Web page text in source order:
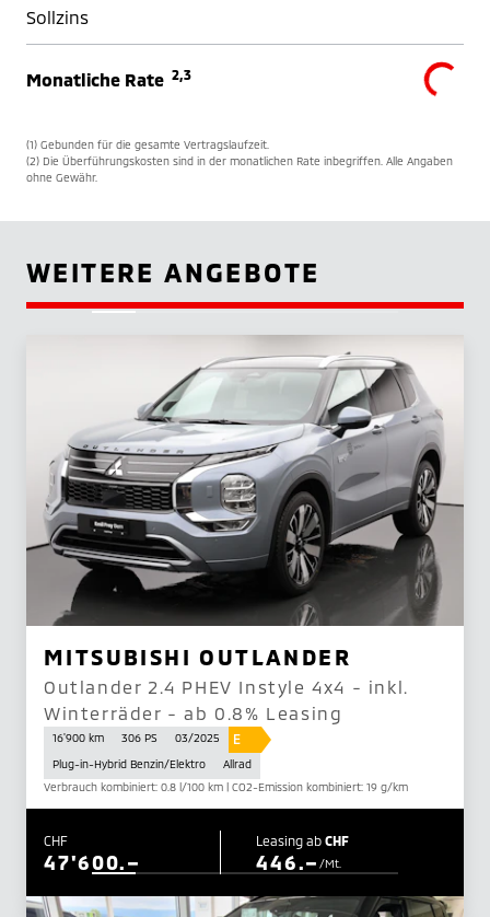
Sollzins
Monatliche Rate 2,3
(1) Gebunden für die gesamte Vertragslaufzeit.
(2) Die Überführungskosten sind in der monatlichen Rate inbegriffen. Alle Angaben
ohne Gewähr.
WEITERE ANGEBOTE
MITSUBISHI OUTLANDER
Outlander 2.4 PHEV Instyle 4x4 - inkl.
Winterräder - ab 0.8% Leasing
16'900 km 306 PS 03/2025 E
Plug-in-Hybrid Benzin/Elektro
Allrad
Verbrauch kombiniert: 0.8 l/100 km | CO2-Emission kombiniert: 19 g/km
CHF
47'600.–
Leasing abCHF
446.–/Mt.